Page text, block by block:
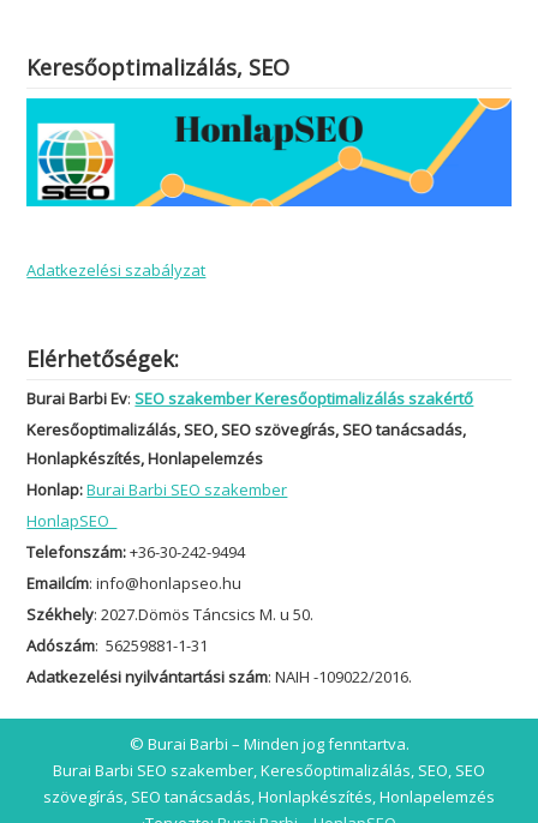
Keresőoptimalizálás, SEO
Adatkezelési szabályzat
Elérhetőségek:
Burai Barbi Ev:SEO szakember Keresőoptimalizálás szakértő
Keresőoptimalizálás, SEO, SEO szövegírás, SEO tanácsadás,
Honlapkészítés, Honlapelemzés
Honlap:Burai Barbi SEO szakember
HonlapSEO
Telefonszám:+36-30-242-9494
Emailcím: info@honlapseo.hu
Székhely: 2027.Dömös Táncsics M. u 50.
Adószám: 56259881-1-31
Adatkezelési nyilvántartási szám: NAIH -109022/2016.
© Burai Barbi – Minden jog fenntartva.
Burai Barbi SEO szakember, Keresőoptimalizálás, SEO, SEO
szövegírás, SEO tanácsadás, Honlapkészítés, Honlapelemzés